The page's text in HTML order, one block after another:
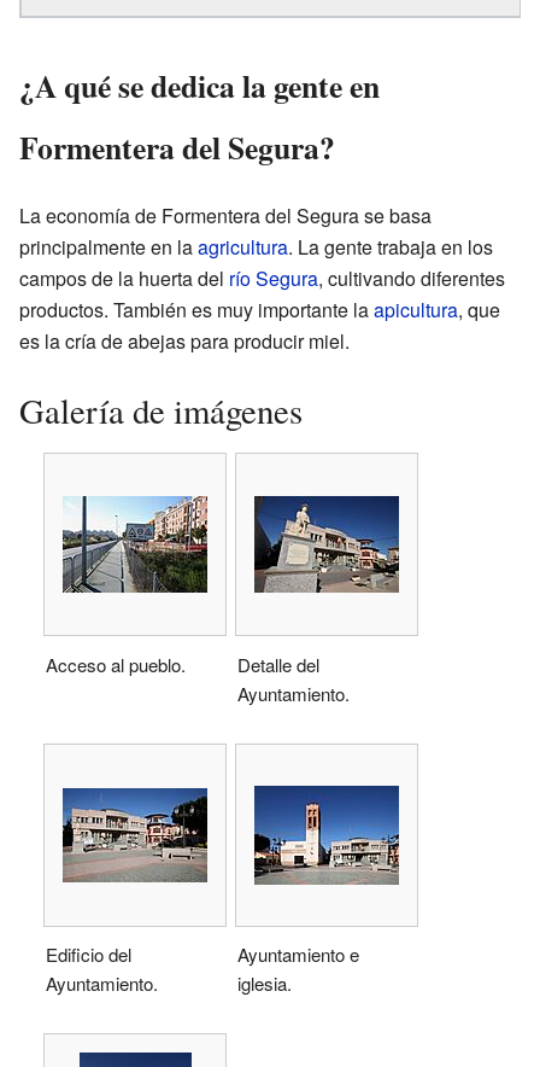
¿A qué se dedica la gente en
Formentera del Segura?
La economía de Formentera del Segura se basa
principalmente en laagricultura. La gente trabaja en los
campos de la huerta del río Segura, cultivando diferentes
productos. También es muy importante laapicultura, que
es la cría de abejas para producir miel.
Galería de imágenes
Acceso al pueblo.
Detalle del
Ayuntamiento.
Edificio del
Ayuntamiento.
Ayuntamiento e
iglesia.